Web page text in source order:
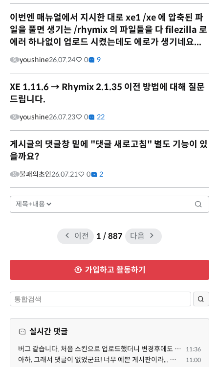
이번엔 매뉴얼에서 지시한 대로 xe1 /xe 에 압축된 파
일을 풀면 생기는 /rhymix 의 파일들을 다 filezilla 로
에러 하나없이 업로드 시켰는데도 에로가 생기네요...
youshine26.07.24 0 9
XE 1.11.6 → Rhymix 2.1.35 이전 방법에 대해 질문
드립니다.
youshine26.07.23 0 22
게시글의 댓글창 밑에 "댓글 새로고침" 별도 기능이 있
을까요?
불패의초인26.07.21 0 2
이전 1 / 887 다음
가입하고 활동하기
실시간 댓글
버그 같습니다. 처음 스킨으로 업로드했더니 변경후에도 스킨으로 남아있네요. 11:36
아하, 그래서 댓글이 없었군요! 너무 예쁜 게시판이라,.. 넘넘 감사드립니다! 천천히 하세요 ^^ 11:00